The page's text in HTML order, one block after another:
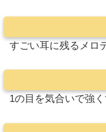
すごい耳に残るメロ
1の目を気合いで強